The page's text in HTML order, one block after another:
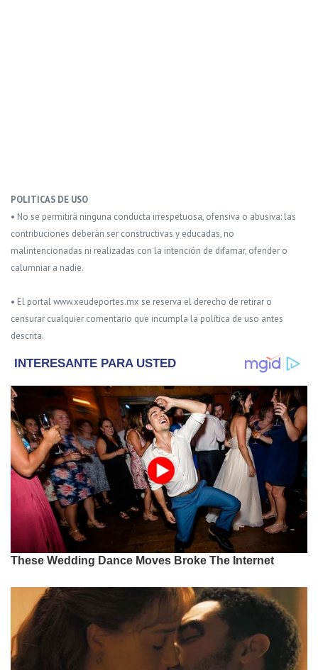
POLITICAS DE USO
• No se permitirá ninguna conducta irrespetuosa, ofensiva o abusiva: las
contribuciones deberán ser constructivas y educadas, no
malintencionadas ni realizadas con la intención de difamar, ofender o
calumniar a nadie.
• El portal www.xeudeportes.mx se reserva el derecho de retirar o
censurar cualquier comentario que incumpla la política de uso antes
descrita.